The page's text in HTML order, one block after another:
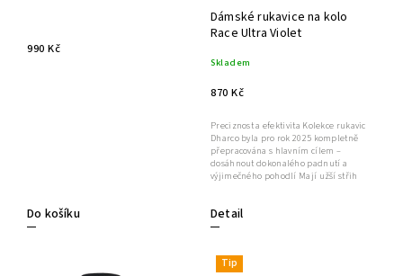
990 Kč
Do košíku
Dámské rukavice na kolo
Race Ultra Violet
Skladem
870 Kč
Detail
Preciznost a efektivita Kolekce rukavic
Dharco byla pro rok 2025 kompletně
přepracována s hlavním cílem –
dosáhnout dokonalého padnutí a
výjimečného pohodlí Mají užší střih
Tip